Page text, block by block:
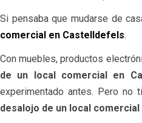
Si pensaba que mudarse de
comercial en Castelldefels.
Con muebles, productos
de un local comercial en
experimentado antes. Pero no
desalojo de un local